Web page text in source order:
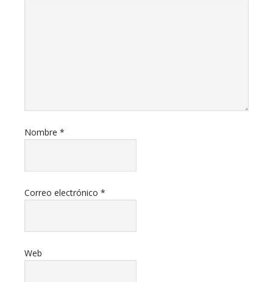
Nombre *
Correo electrónico *
Web